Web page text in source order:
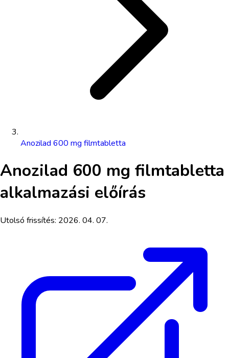
Anozilad 600 mg filmtabletta
Anozilad 600 mg filmtabletta
alkalmazási előírás
Utolsó frissítés: 2026. 04. 07.